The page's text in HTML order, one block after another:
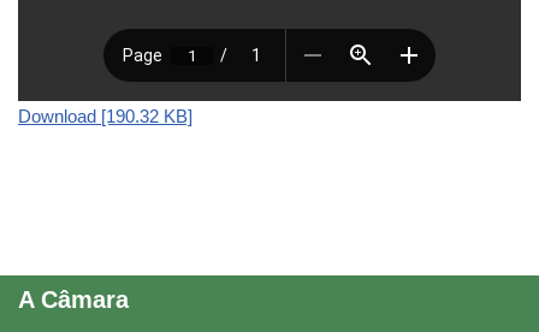
Download [190.32 KB]
A Câmara